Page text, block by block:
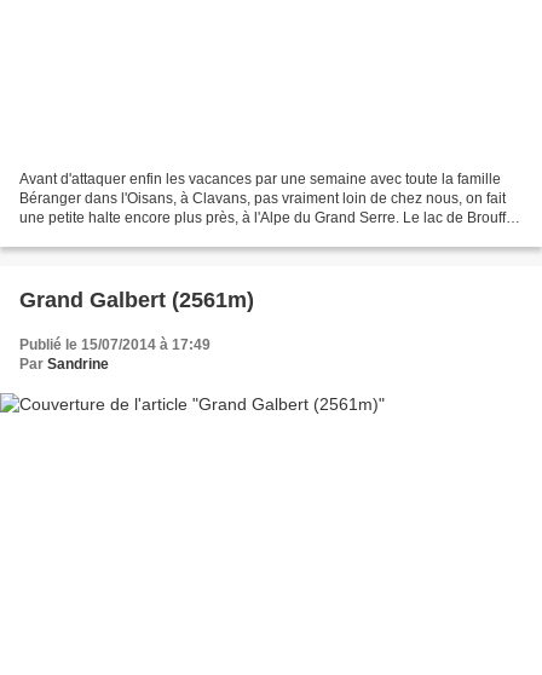
Avant d'attaquer enfin les vacances par une semaine avec toute la famille
Béranger dans l'Oisans, à Clavans, pas vraiment loin de chez nous, on fait
une petite halte encore plus près, à l'Alpe du Grand Serre. Le lac de Brouffier
Grand Galbert (2561m)
Publié le 15/07/2014 à 17:49
Par Sandrine